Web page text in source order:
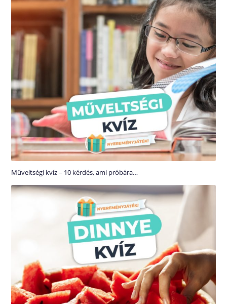
Műveltségi kvíz – 10 kérdés, ami próbára…